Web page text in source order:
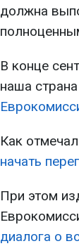
должна
В конце
наша страна
Как
начать
При этом
диалога о